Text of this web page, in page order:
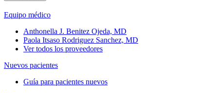
Equipo médico
Anthonella J. Benitez Ojeda, MD
Paola Itsaso Rodriguez Sanchez, MD
Ver todos los proveedores
Nuevos pacientes
Guía para pacientes nuevos